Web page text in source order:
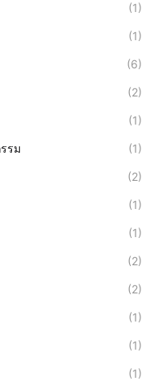
(1)
(1)
(6)
(2)
(1)
รม (1)
(2)
(1)
(1)
(2)
(2)
(1)
(1)
(1)